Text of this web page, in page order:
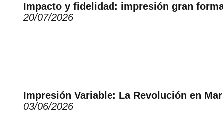
Impacto y fidelidad: impresión gran
20/07/2026
Impresión Variable: La Revolución en
03/06/2026